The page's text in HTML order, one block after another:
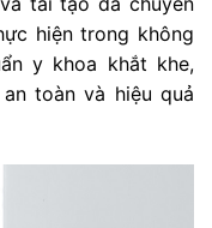
hiện trong không
y khoa khắt khe,
toàn và hiệu quả